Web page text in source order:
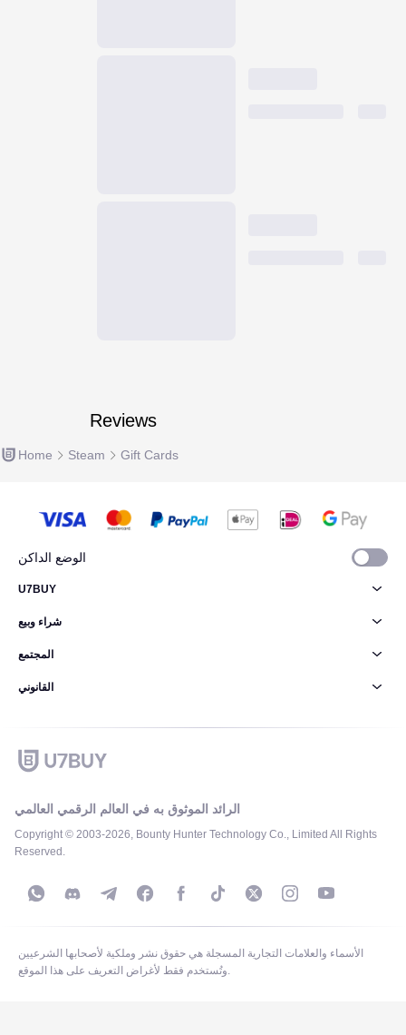
Reviews
Home Steam Gift Cards
الوضع الداكن
الرائد الموثوق به في العالم الرقمي العالمي
Copyright © 2003-2026, Bounty Hunter Technology Co., Limited All Rights
Reserved.
U7BUY
شراء وبيع
المجتمع
القانوني
الأسماء والعلامات التجارية المسجلة هي حقوق نشر وملكية لأصحابها الشرعيين
وتُستخدم فقط لأغراض التعريف على هذا الموقع.